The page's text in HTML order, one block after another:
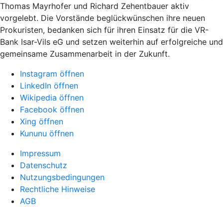
Thomas Mayrhofer und Richard Zehentbauer aktiv
vorgelebt. Die Vorstände beglückwünschen ihre neuen
Prokuristen, bedanken sich für ihren Einsatz für die VR-
Bank Isar-Vils eG und setzen weiterhin auf erfolgreiche und
gemeinsame Zusammenarbeit in der Zukunft.
Instagram öffnen
LinkedIn öffnen
Wikipedia öffnen
Facebook öffnen
Xing öffnen
Kununu öffnen
Impressum
Datenschutz
Nutzungsbedingungen
Rechtliche Hinweise
AGB